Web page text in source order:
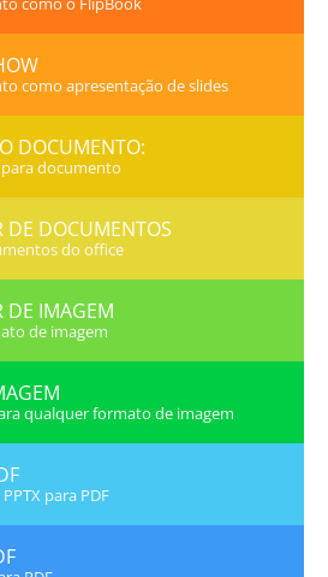
como apresentação de slides
DOCUMENTO:
documento
DE DOCUMENTOS
do office
DE IMAGEM
de imagem
qualquer formato de imagem
para PDF